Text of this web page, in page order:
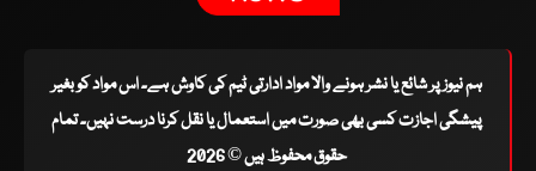
ہم نیوز پر شائع یا نشر ہونے والا مواد ادارتی ٹیم کی کاوش ہے۔ اس مواد کو بغیر
پیشگی اجازت کسی بھی صورت میں استعمال یا نقل کرنا درست نہیں۔ تمام
حقوق محفوظ ہیں © 2026